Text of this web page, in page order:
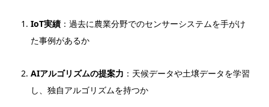
IoT実績 ：過去に農業分野でのセンサーシステムを手がけ
た事例があるか
AIアルゴリズムの提案力 ：天候データや土壌データを学習
し、独自アルゴリズムを持つか